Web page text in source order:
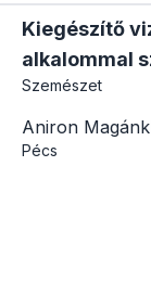
Kiegészítő
alkalommal
Szemészet
Aniron
Pécs